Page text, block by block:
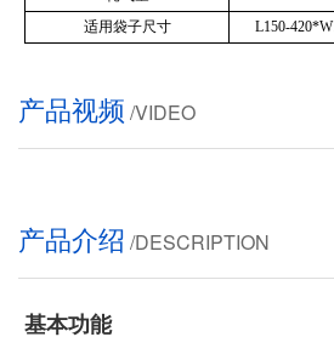
适用袋子尺寸
L150-
产品视频 /VIDEO
产品介绍 /DESCRIPTION
基本功能